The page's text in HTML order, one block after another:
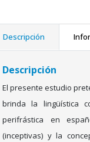
Descripción
Descripción
El presente estudio
brinda la lingüística
perifrástica en
(inceptivas) y la